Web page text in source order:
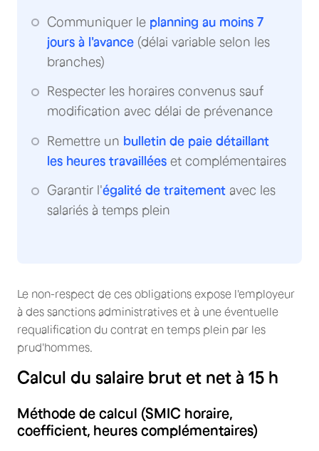
Communiquer le planning au moins 7
jours à l'avance (délai variable selon les
branches)
Respecter les horaires convenus sauf
modification avec délai de prévenance
Remettre un bulletin de paie détaillant
les heures travaillées et complémentaires
Garantir l'égalité de traitement avec les
salariés à temps plein
Le non-respect de ces obligations expose l'employeur
à des sanctions administratives et à une éventuelle
requalification du contrat en temps plein par les
prud'hommes.
Calcul du salaire brut et net à 15 h
Méthode de calcul (SMIC horaire,
coefficient, heures complémentaires)